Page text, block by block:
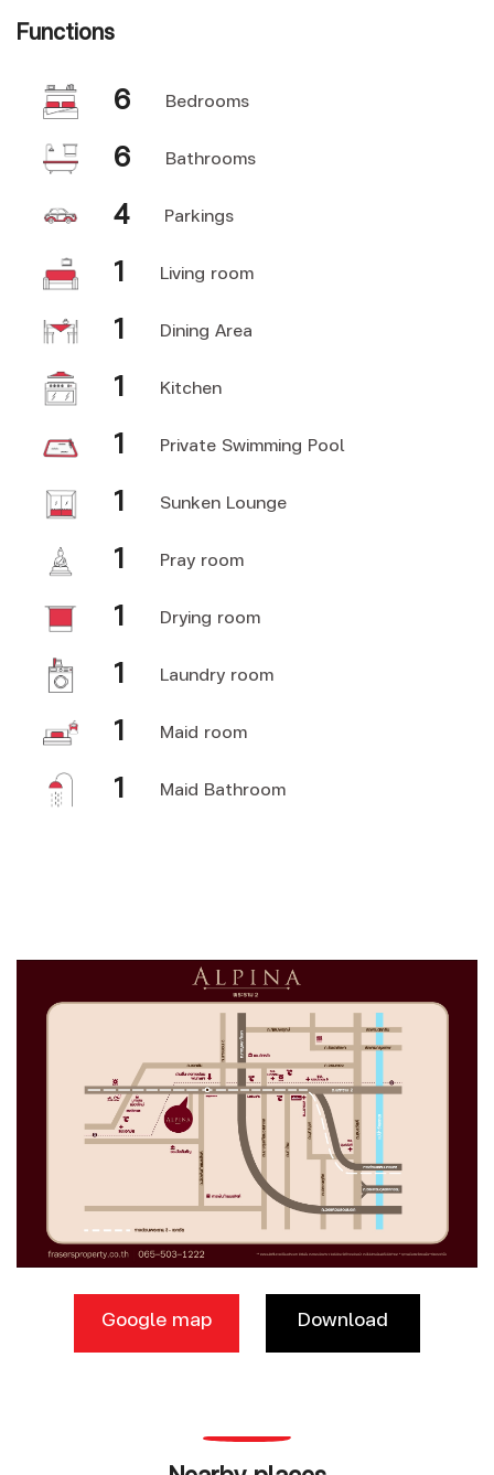
Functions
6 Bedrooms
6 Bathrooms
4 Parkings
1 Living room
1 Dining Area
1 Kitchen
1 Private Swimming Pool
1 Sunken Lounge
1 Pray room
1 Drying room
1 Laundry room
1 Maid room
1 Maid Bathroom
Google map Download